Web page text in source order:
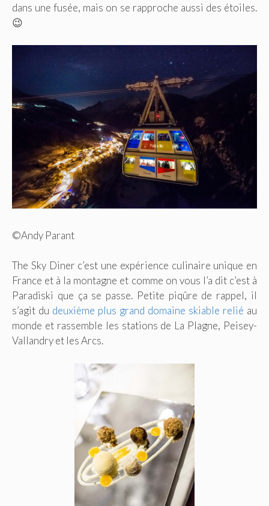
dans une fusée, mais on se rapproche aussi des étoiles.
😉
©Andy Parant
The Sky Diner c’est une expérience culinaire unique en
France et à la montagne et comme on vous l’a dit c’est à
Paradiski que ça se passe. Petite piqûre de rappel, il
s’agit du deuxième plus grand domaine skiable relié au
monde et rassemble les stations de La Plagne, Peisey-
Vallandry et les Arcs.